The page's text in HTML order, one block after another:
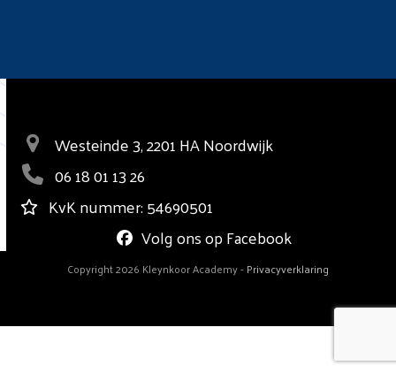
Westeinde 3, 2201 HA Noordwijk
06 18 01 13 26
KvK nummer: 54690501
Volg ons op Facebook
Copyright 2026 Kleynkoor Academy -Privacyverklaring